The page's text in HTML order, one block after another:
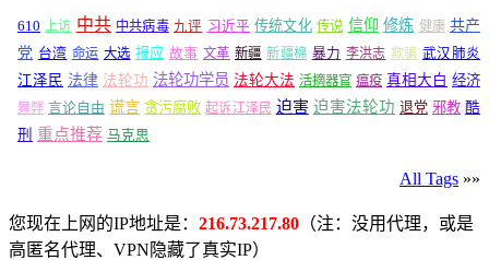
610 上访 中共 中共病毒 九评 习近平 传统文化 传说 信仰 修炼 健康 共产
党 台湾 命运 大选 报应 故事 文革 新疆 新疆棉 暴力 李洪志 欺骗 武汉肺炎
江泽民 法律 法轮功 法轮功学员 法轮大法 活摘器官 瘟疫 真相大白 经济
舞弊 言论自由 谎言 贪污腐败 起诉江泽民 迫害 迫害法轮功 退党 邪教 酷
刑 重点推荐 马克思
All Tags »»
您现在上网的IP地址是： 216.73.217.80 （注：没用代理，或是
高匿名代理、VPN隐藏了真实IP）